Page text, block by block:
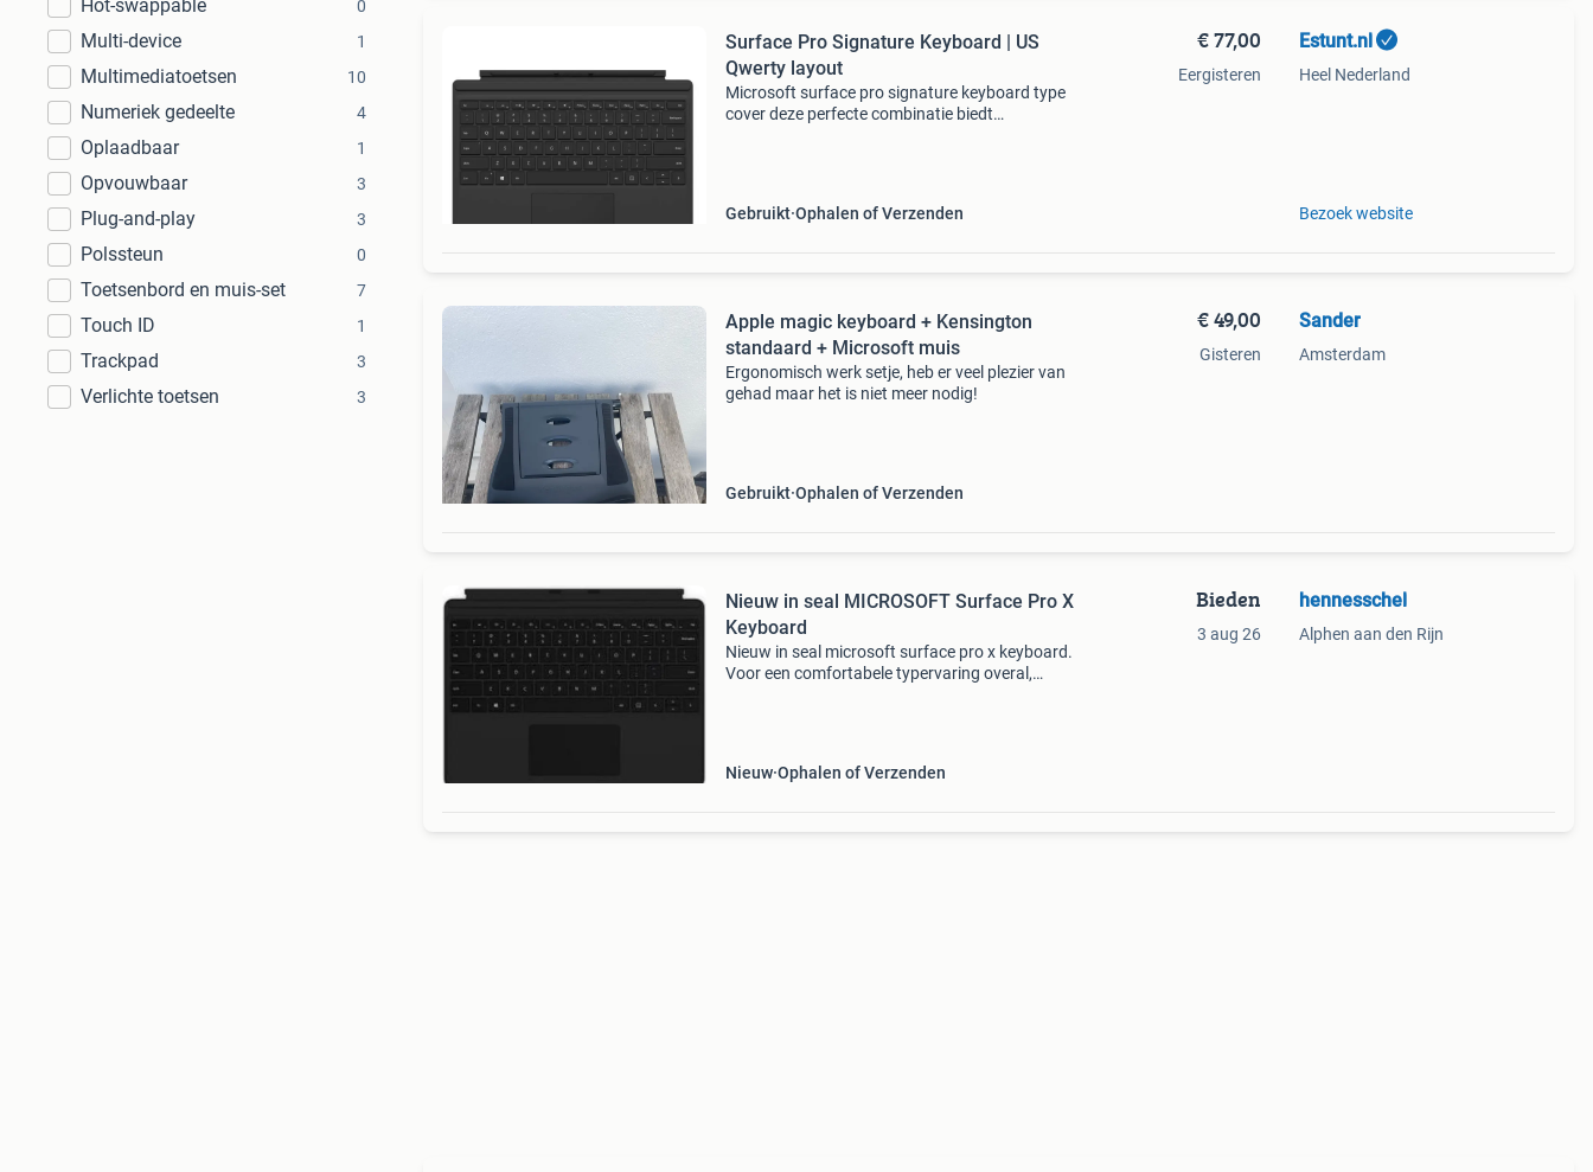
Hot-swappable 0
Multi-device 1
Multimediatoetsen 10
Numeriek gedeelte 4
Oplaadbaar 1
Opvouwbaar 3
Plug-and-play 3
Polssteun 0
Toetsenbord en muis-set 7
Touch ID 1
Trackpad 3
Verlichte toetsen 3
Surface Pro Signature Keyboard | US
Qwerty layout
Microsoft surface pro signature keyboard type
cover deze perfecte combinatie biedt
Gebruikt Ophalen of Verzenden
€ 77,00
Eergisteren
Estunt.nl
Heel Nederland
Bezoek website
Apple magic keyboard + Kensington
standaard + Microsoft muis
Ergonomisch werk setje, heb er veel plezier van
gehad maar het is niet meer nodig!
Gebruikt Ophalen of Verzenden
€ 49,00
Gisteren
Sander
Amsterdam
Nieuw in seal MICROSOFT Surface Pro X
Keyboard
Nieuw in seal microsoft surface pro x keyboard.
Voor een comfortabele typervaring overal,
Nieuw Ophalen of Verzenden
Bieden
3 aug 26
hennesschel
Alphen aan den Rijn